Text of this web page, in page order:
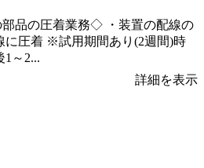
品の圧着業務◇ ・装置の配線の
に圧着 ※試用期間あり(2週間)時
～2...
詳細を表示